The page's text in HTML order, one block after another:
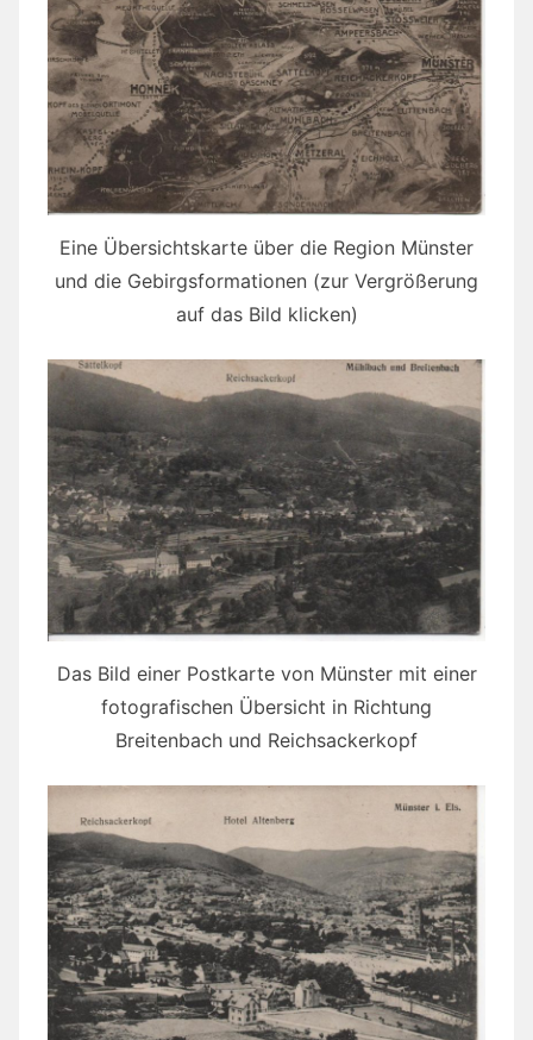
Eine Übersichtskarte über die Region Münster
und die Gebirgsformationen (zur Vergrößerung
auf das Bild klicken)
Das Bild einer Postkarte von Münster mit einer
fotografischen Übersicht in Richtung
Breitenbach und Reichsackerkopf